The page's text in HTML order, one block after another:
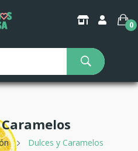
0
Dulces y Caramelos